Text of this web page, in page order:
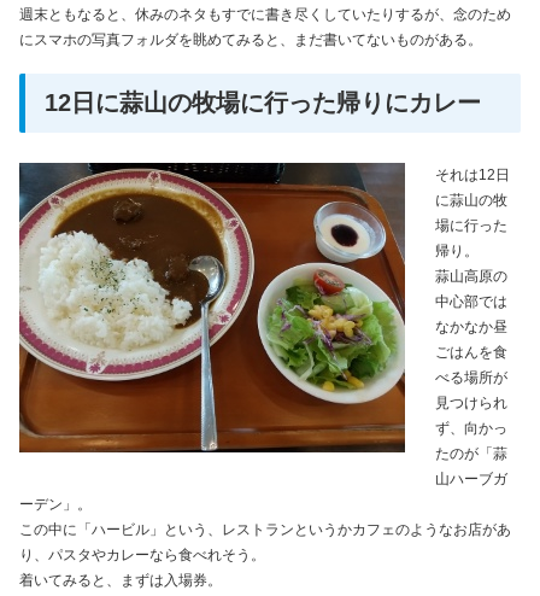
週末ともなると、休みのネタもすでに書き尽くしていたりするが、念のため
にスマホの写真フォルダを眺めてみると、まだ書いてないものがある。
12日に蒜山の牧場に行った帰りにカレー
それは12日
に蒜山の牧
場に行った
帰り。
蒜山高原の
中心部では
なかなか昼
ごはんを食
べる場所が
見つけられ
ず、向かっ
たのが「蒜
山ハーブガ
ーデン」。
この中に「ハービル」という、レストランというかカフェのようなお店があ
り、パスタやカレーなら食べれそう。
着いてみると、まずは入場券。